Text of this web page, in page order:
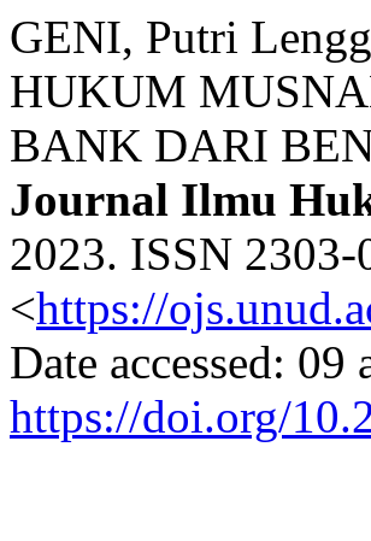
GENI, Putri
HUKUM
BANK DARI
Journal Ilmu
2023. ISSN
<https://
Date accessed:
https://doi.org/